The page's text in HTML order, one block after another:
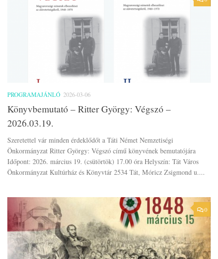
PROGRAMAJÁNLÓ 2026-03-06
Könyvbemutató – Ritter György: Végszó –
2026.03.19.
Szeretettel vár minden érdeklődőt a Táti Német Nemzetiségi
Önkormányzat Ritter György: Végszó című könyvének bemutatójára
Időpont: 2026. március 19. (csütörtök) 17.00 óra Helyszín: Tát Város
Önkormányzat Kultúrház és Könyvtár 2534 Tát, Móricz Zsigmond u....
0